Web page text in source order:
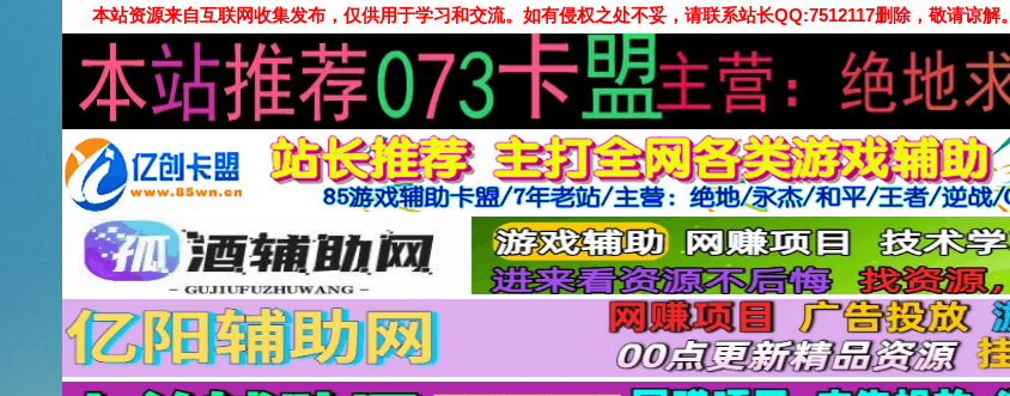
本站资源来自互联网收集发布，仅供用于学习和交流。如有侵权之处不妥，请联系站长QQ:7512117删除，敬请谅解。